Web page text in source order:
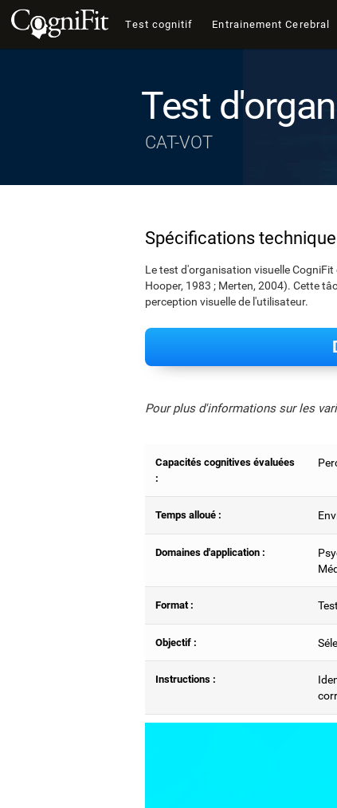
Test cognitif Entrainement Cerebral
Test
CAT-VOT
Spécifications
Le test d'organisation visuelle
Hooper, 1983 ; Merten, 2004). Cette
perception visuelle de l'utilisateur.
Pour plus d'informations sur les
Capacités cognitives évaluées
:
Temps alloué :
Domaines d'application :
Format :
Objectif :
Instructions :